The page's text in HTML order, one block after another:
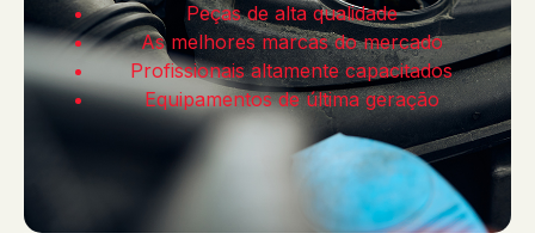
Peças de alta qualidade
As melhores marcas do mercado
Profissionais altamente capacitados
Equipamentos de última geração